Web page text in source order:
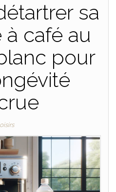
sa
café au
pour